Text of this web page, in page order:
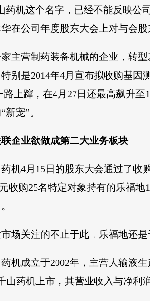
药机这个名字，已经不能反映公
在公司年度股东大会上对与会
家主营制药装备机械的企业，转
别是2014年4月宣布拟收购基因
路上蹿，在4月27日还最高飙升
新宠”。
联企业欲做成第二大业务板块
机4月15日的股东大会通过了收
收购25名特定对象持有的乐福
场关注的不止于此，乐福地还是
机成立于2002年，主营大输液
山药机上市，其营业收入与净利